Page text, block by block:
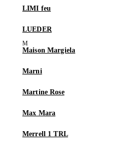
LIMI feu
LUEDER
Maison Margiela
Marni
Martine Rose
Max Mara
Merrell 1 TRL